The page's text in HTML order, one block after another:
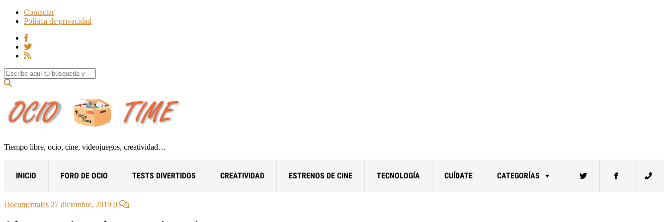
Contactar
Política de privacidad
Search for:
Tiempo libre, ocio, cine, videojuegos, creatividad…
INICIO FORO DE OCIO TESTS DIVERTIDOS CREATIVIDAD ESTRENOS DE CINE TECNOLOGÍA CUÍDATE CATEGORÍAS
Documentales 27 diciembre, 2019 0